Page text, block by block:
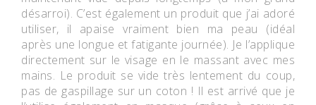
désarroi). C’est également un produit que j’ai adoré
utiliser, il apaise vraiment bien ma peau (idéal
après une longue et fatigante journée). Je l’applique
directement sur le visage en le massant avec mes
mains. Le produit se vide très lentement du coup,
pas de gaspillage sur un coton ! Il est arrivé que je